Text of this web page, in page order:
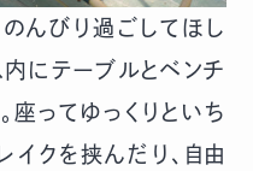
のんびり過ごしてほし
内にテーブルとベンチ
座ってゆっくりといち
イクを挟んだり、自由